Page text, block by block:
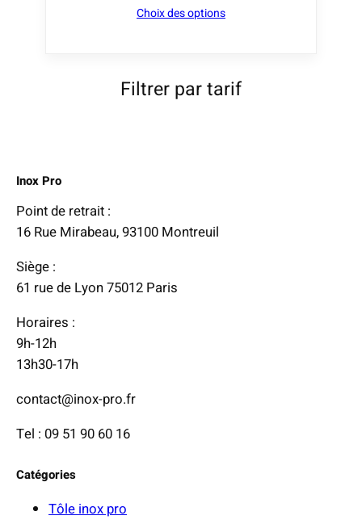
a
d
:
Choix des options
Filtrer par tarif
Inox Pro
Point de retrait :
16 Rue Mirabeau, 93100 Montreuil
Siège :
61 rue de Lyon 75012 Paris
Horaires :
9h-12h
13h30-17h
contact@inox-pro.fr
Tel : 09 51 90 60 16
Catégories
Tôle inox pro